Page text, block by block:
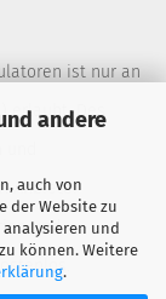
andere
auch von
der Website zu
und
können. Weitere
.
ist nur an
erlaubt. Des
Anbieter
und